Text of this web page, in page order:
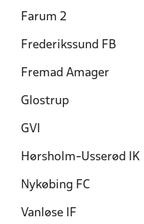
Farum 2
Frederikssund FB
Fremad Amager
Glostrup
GVI
Hørsholm-Usserød IK
Nykøbing FC
Vanløse IF